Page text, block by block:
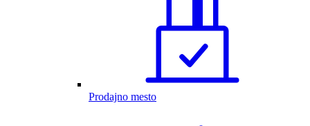
Prodajno mesto